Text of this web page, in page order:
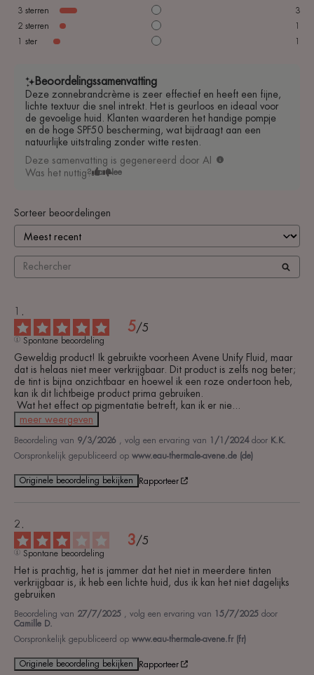
3 sterren
3
2 sterren
1
1 ster 1
Beoordelingssamenvatting
Deze zonnebrandcrème is zeer effectief en heeft een fijne,
lichte textuur die snel intrekt. Het is geurloos en ideaal voor
de gevoelige huid. Klanten waarderen het handige pompje
en de hoge SPF50 bescherming, wat bijdraagt aan een
natuurlijke uitstraling zonder witte resten.
Deze samenvatting is gegenereerd door AI
Was het nuttig? Ja Nee
Sorteer beoordelingen
5/5
Spontane beoordeling
Geweldig product! Ik gebruikte voorheen Avene Unify Fluid, maar
dat is helaas niet meer verkrijgbaar. Dit product is zelfs nog beter;
de tint is bijna onzichtbaar en hoewel ik een roze ondertoon heb,
kan ik dit lichtbeige product prima gebruiken.
Wat het effect op pigmentatie betreft, kan ik er nie
meer weergeven
Beoordeling van 9/3/2026 , volg een ervaring van 1/1/2024 door K.K.
Oorspronkelijk gepubliceerd op www.eau-thermale-avene.de (de)
Originele beoordeling bekijken Rapporteer
3/5
Spontane beoordeling
Het is prachtig, het is jammer dat het niet in meerdere tinten
verkrijgbaar is, ik heb een lichte huid, dus ik kan het niet dagelijks
gebruiken
Beoordeling van 27/7/2025 , volg een ervaring van 15/7/2025 door
Camille D.
Oorspronkelijk gepubliceerd op www.eau-thermale-avene.fr (fr)
Originele beoordeling bekijken Rapporteer